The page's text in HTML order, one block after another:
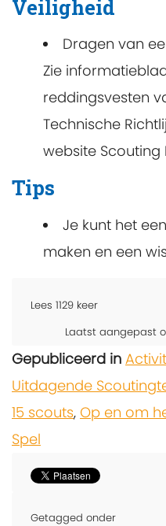
Veiligheid
Dragen van
Zie
reddingsvesten
Technische
website Scouting
Tips
Je kunt het
maken en een
Lees 1129 keer
Laatst aangepast
Gepubliceerd in
Uitdagende
15 scouts, Op en om
Spel
Getagged onder